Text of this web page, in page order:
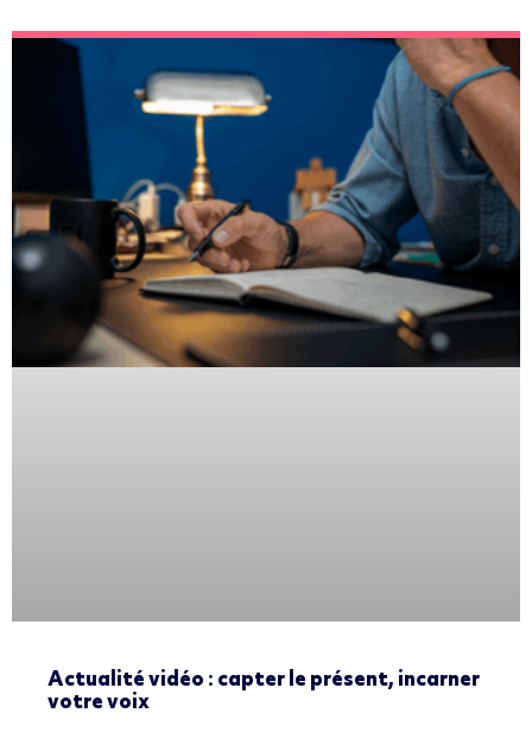
Actualité vidéo : capter le présent, incarner
votre voix